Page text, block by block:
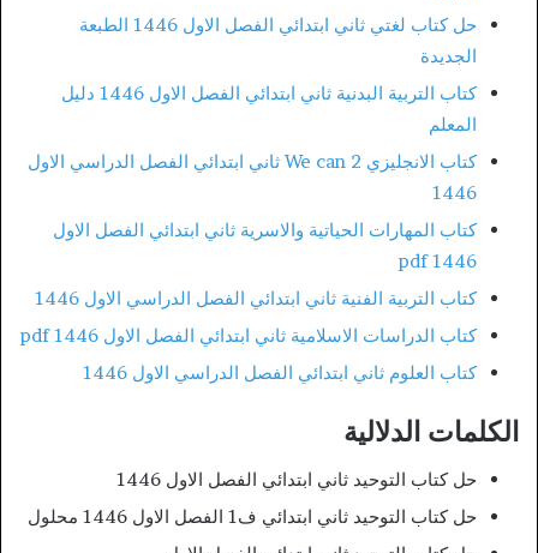
حل كتاب لغتي ثاني ابتدائي الفصل الاول 1446 الطبعة
الجديدة
كتاب التربية البدنية ثاني ابتدائي الفصل الاول 1446 دليل
المعلم
كتاب الانجليزي We can 2 ثاني ابتدائي الفصل الدراسي الاول
1446
كتاب المهارات الحياتية والاسرية ثاني ابتدائي الفصل الاول
1446 pdf
كتاب التربية الفنية ثاني ابتدائي الفصل الدراسي الاول 1446
كتاب الدراسات الاسلامية ثاني ابتدائي الفصل الاول 1446 pdf
كتاب العلوم ثاني ابتدائي الفصل الدراسي الاول 1446
الكلمات الدلالية
حل كتاب التوحيد ثاني ابتدائي الفصل الاول 1446
حل كتاب التوحيد ثاني ابتدائي ف1 الفصل الاول 1446 محلول